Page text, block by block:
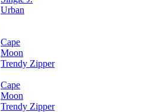
Urban
Cape
Moon
Trendy Zipper
Cape
Moon
Trendy Zipper